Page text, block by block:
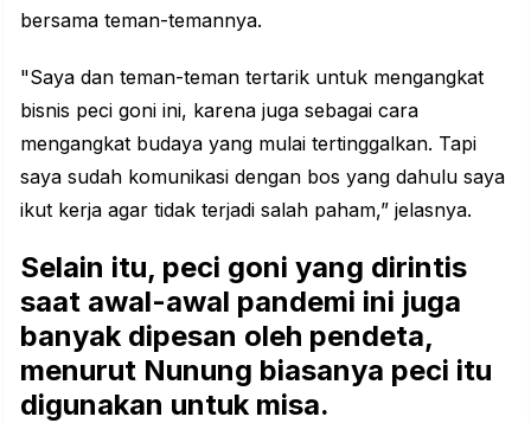
bersama teman-temannya.
"Saya dan teman-teman tertarik untuk mengangkat
bisnis peci goni ini, karena juga sebagai cara
mengangkat budaya yang mulai tertinggalkan. Tapi
saya sudah komunikasi dengan bos yang dahulu saya
ikut kerja agar tidak terjadi salah paham,” jelasnya.
Selain itu, peci goni yang dirintis
saat awal-awal pandemi ini juga
banyak dipesan oleh pendeta,
menurut Nunung biasanya peci itu
digunakan untuk misa.